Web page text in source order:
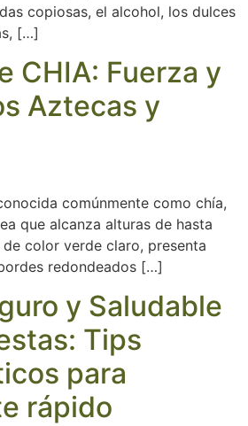
copiosas, el alcohol, los dulces
[…]
CHIA: Fuerza y
Aztecas y
comúnmente como chía,
que alcanza alturas de hasta
de color verde claro, presenta
redondeados […]
y Saludable
Tips
para
rápido